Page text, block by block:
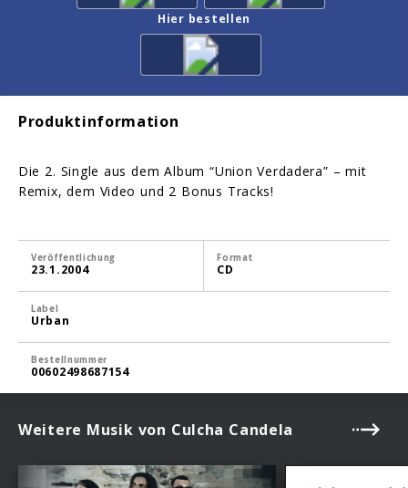
Hier bestellen
Produktinformation
Die 2. Single aus dem Album “Union Verdadera” – mit
Remix, dem Video und 2 Bonus Tracks!
Veröffentlichung
23.1.2004
Format
CD
Label
Urban
Bestellnummer
00602498687154
Weitere Musik von Culcha Candela